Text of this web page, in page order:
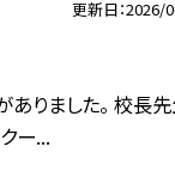
更新日 2026/
りました。 校長先
ー...